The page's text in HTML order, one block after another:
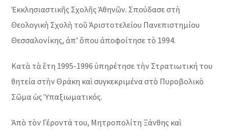
Ἐκκλησιαστικῆς Σχολῆς Ἀθηνῶν. Σπούδασε στὴ
Θεολογικὴ Σχολὴ τοῦ Ἀριστοτελείου Πανεπιστημίου
Θεσσαλονίκης, ἀπ’ ὅπου ἀποφοίτησε τὸ 1994.
Κατὰ τὰ ἔτη 1995-1996 ὑπηρέτησε τὴν Στρατιωτική του
θητεία στὴν Θράκη καὶ συγκεκριμένα στὸ Πυροβολικὸ
Σῶμα ὡς Ὑπαξιωματικός.
Ἀπὸ τὸν Γέροντά του, Μητροπολίτη Ξάνθης καὶ